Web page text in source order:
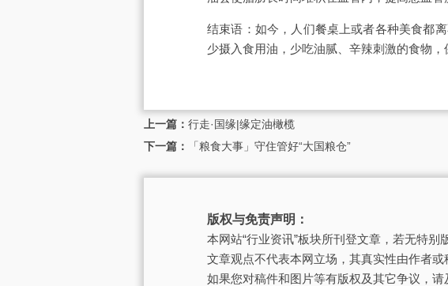
结束语：如今，人们餐桌上或者各种美食都
少摄入食用油，少吃油腻、辛辣刺激的食物，
上一篇： 行走·国缘|缘定油橄榄
下一篇：
「粮食大事」守住管好“大国粮仓”
版权与免责声明：
本网站“行业资讯”板块所刊登文章，若无特别
文章观点不代表本网立场，其真实性由作者或
如果您对稿件和图片等有版权及其它争议，